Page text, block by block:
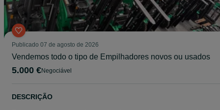
Publicado 07 de agosto de 2026
Vendemos todo o tipo de Empilhadores novos ou usados
5.000 € Negociável
DESCRIÇÃO